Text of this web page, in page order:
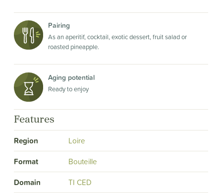
Pairing
As an aperitif, cocktail, exotic dessert, fruit salad or
roasted pineapple.
Aging potential
Ready to enjoy
Features
Region
Loire
Format
Bouteille
Domain
TI CED